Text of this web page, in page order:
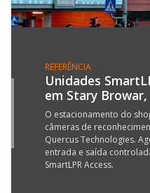
REFERÊNCIA
Unidades
em Stary
O estacionamento do
câmeras de
Quercus Technologies.
entrada e saída
SmartLPR Access.